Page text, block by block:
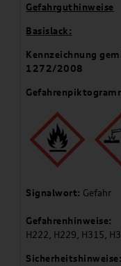
Gefahrguthinweise
Basislack:
Kennzeichnung
1272/2008
Signalwort: Gefahr
Gefahrenhinweise:
H222, H229, H315,
Sicherheitshinweise: